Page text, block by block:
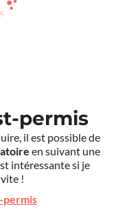
permis
il est possible de
en suivant une
intéressante si je
!
permis